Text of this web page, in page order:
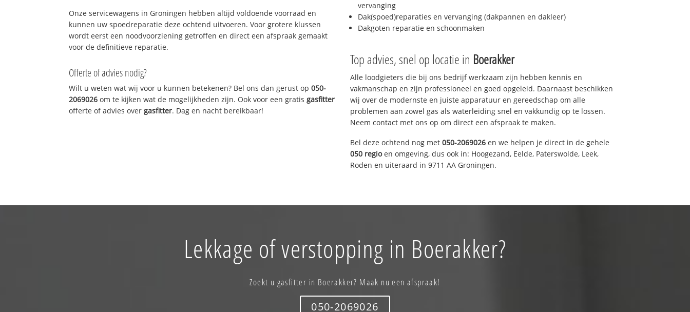
Onze servicewagens in Groningen hebben altijd voldoende voorraad en
kunnen uw spoedreparatie deze ochtend uitvoeren. Voor grotere klussen
wordt eerst een noodvoorziening getroffen en direct een afspraak gemaakt
voor de definitieve reparatie.
Offerte of advies nodig?
Wilt u weten wat wij voor u kunnen betekenen? Bel ons dan gerust op050-
2069026 om te kijken wat de mogelijkheden zijn. Ook voor een gratis gasfitter
offerte of advies over gasfitter. Dag en nacht bereikbaar!
vervanging
Dak(spoed)reparaties en vervanging (dakpannen en dakleer)
Dakgoten reparatie en schoonmaken
Top advies, snel op locatie in Boerakker
Alle loodgieters die bij ons bedrijf werkzaam zijn hebben kennis en
vakmanschap en zijn professioneel en goed opgeleid. Daarnaast beschikken
wij over de modernste en juiste apparatuur en gereedschap om alle
problemen aan zowel gas als waterleiding snel en vakkundig op te lossen.
Neem contact met ons op om direct een afspraak te maken.
Bel deze ochtend nog met 050-2069026 en we helpen je direct in de gehele
050 regioen omgeving, dus ook in: Hoogezand, Eelde, Paterswolde, Leek,
Roden en uiteraard in 9711 AA Groningen.
Lekkage of verstopping in Boerakker?
Zoekt u gasfitter in Boerakker? Maak nu een afspraak!
050-2069026